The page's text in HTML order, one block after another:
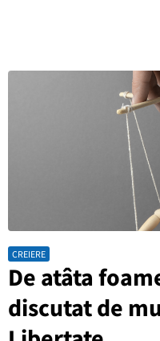
CREIERE
De atâta
discutat de